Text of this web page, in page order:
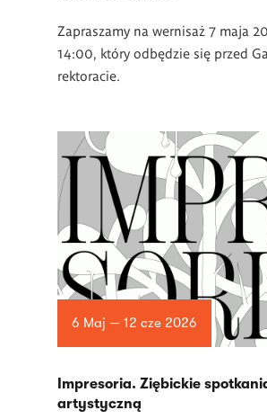
Zapraszamy na wernisaż 7 maja
14:00, który odbędzie się przed
rektoracie.
6 Maj — 12 cze 2026
Impresoria. Ziębickie
artystyczną